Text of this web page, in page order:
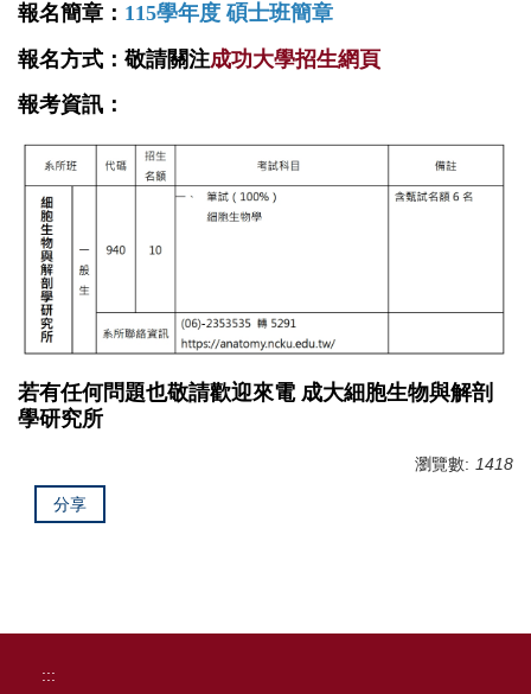
學生畢業專區
歷屆學生
職涯發展
大體捐贈專區
報名簡章 ： 115學年度碩士班簡章
報名方式： 敬請關注成功大學招生網頁
報考資訊：
若有任何問題也敬請歡迎來電 成大細胞生物與解剖
學研究所
瀏覽數: 1418
分享
:::